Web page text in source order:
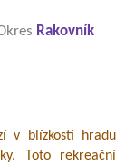
Rakovník
v blízkosti hradu
Toto rekreační